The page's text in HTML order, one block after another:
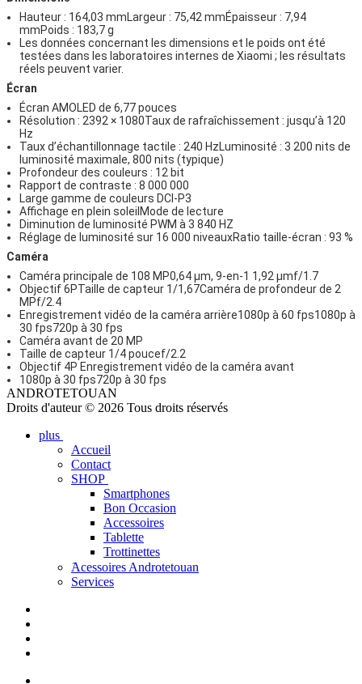
Hauteur : 164,03 mmLargeur : 75,42 mmÉpaisseur : 7,94
mmPoids : 183,7 g
Les données concernant les dimensions et le poids ont été
testées dans les laboratoires internes de Xiaomi ; les résultats
réels peuvent varier.
Écran
Écran AMOLED de 6,77 pouces
Résolution : 2392 × 1080Taux de rafraîchissement : jusqu’à 120
Hz
Taux d’échantillonnage tactile : 240 HzLuminosité : 3 200 nits de
luminosité maximale, 800 nits (typique)
Profondeur des couleurs : 12 bit
Rapport de contraste : 8 000 000
Large gamme de couleurs DCI-P3
Affichage en plein soleilMode de lecture
Diminution de luminosité PWM à 3 840 HZ
Réglage de luminosité sur 16 000 niveauxRatio taille-écran : 93 %
Caméra
Caméra principale de 108 MP0,64 μm, 9-en-1 1,92 μmf/1.7
Objectif 6PTaille de capteur 1/1,67Caméra de profondeur de 2
MPf/2.4
Enregistrement vidéo de la caméra arrière1080p à 60 fps1080p à
30 fps720p à 30 fps
Caméra avant de 20 MP
Taille de capteur 1/4 poucef/2.2
Objectif 4P Enregistrement vidéo de la caméra avant
1080p à 30 fps720p à 30 fps
ANDROTETOUAN
Droits d'auteur © 2026 Tous droits réservés
plus
Accueil
Contact
SHOP
Smartphones
Bon Occasion
Accessoires
Tablette
Trottinettes
َAcessoires Androtetouan
Services